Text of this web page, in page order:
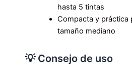
hasta 5 tintas
Compacta y práctica
tamaño mediano
💡 Consejo de uso